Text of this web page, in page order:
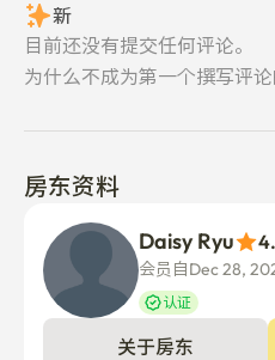
新
目前还没有提交任何评论。
为什么不成为第一个撰写评
房东资料
Daisy Ryu
会员自Dec 28,
认证
关于房东